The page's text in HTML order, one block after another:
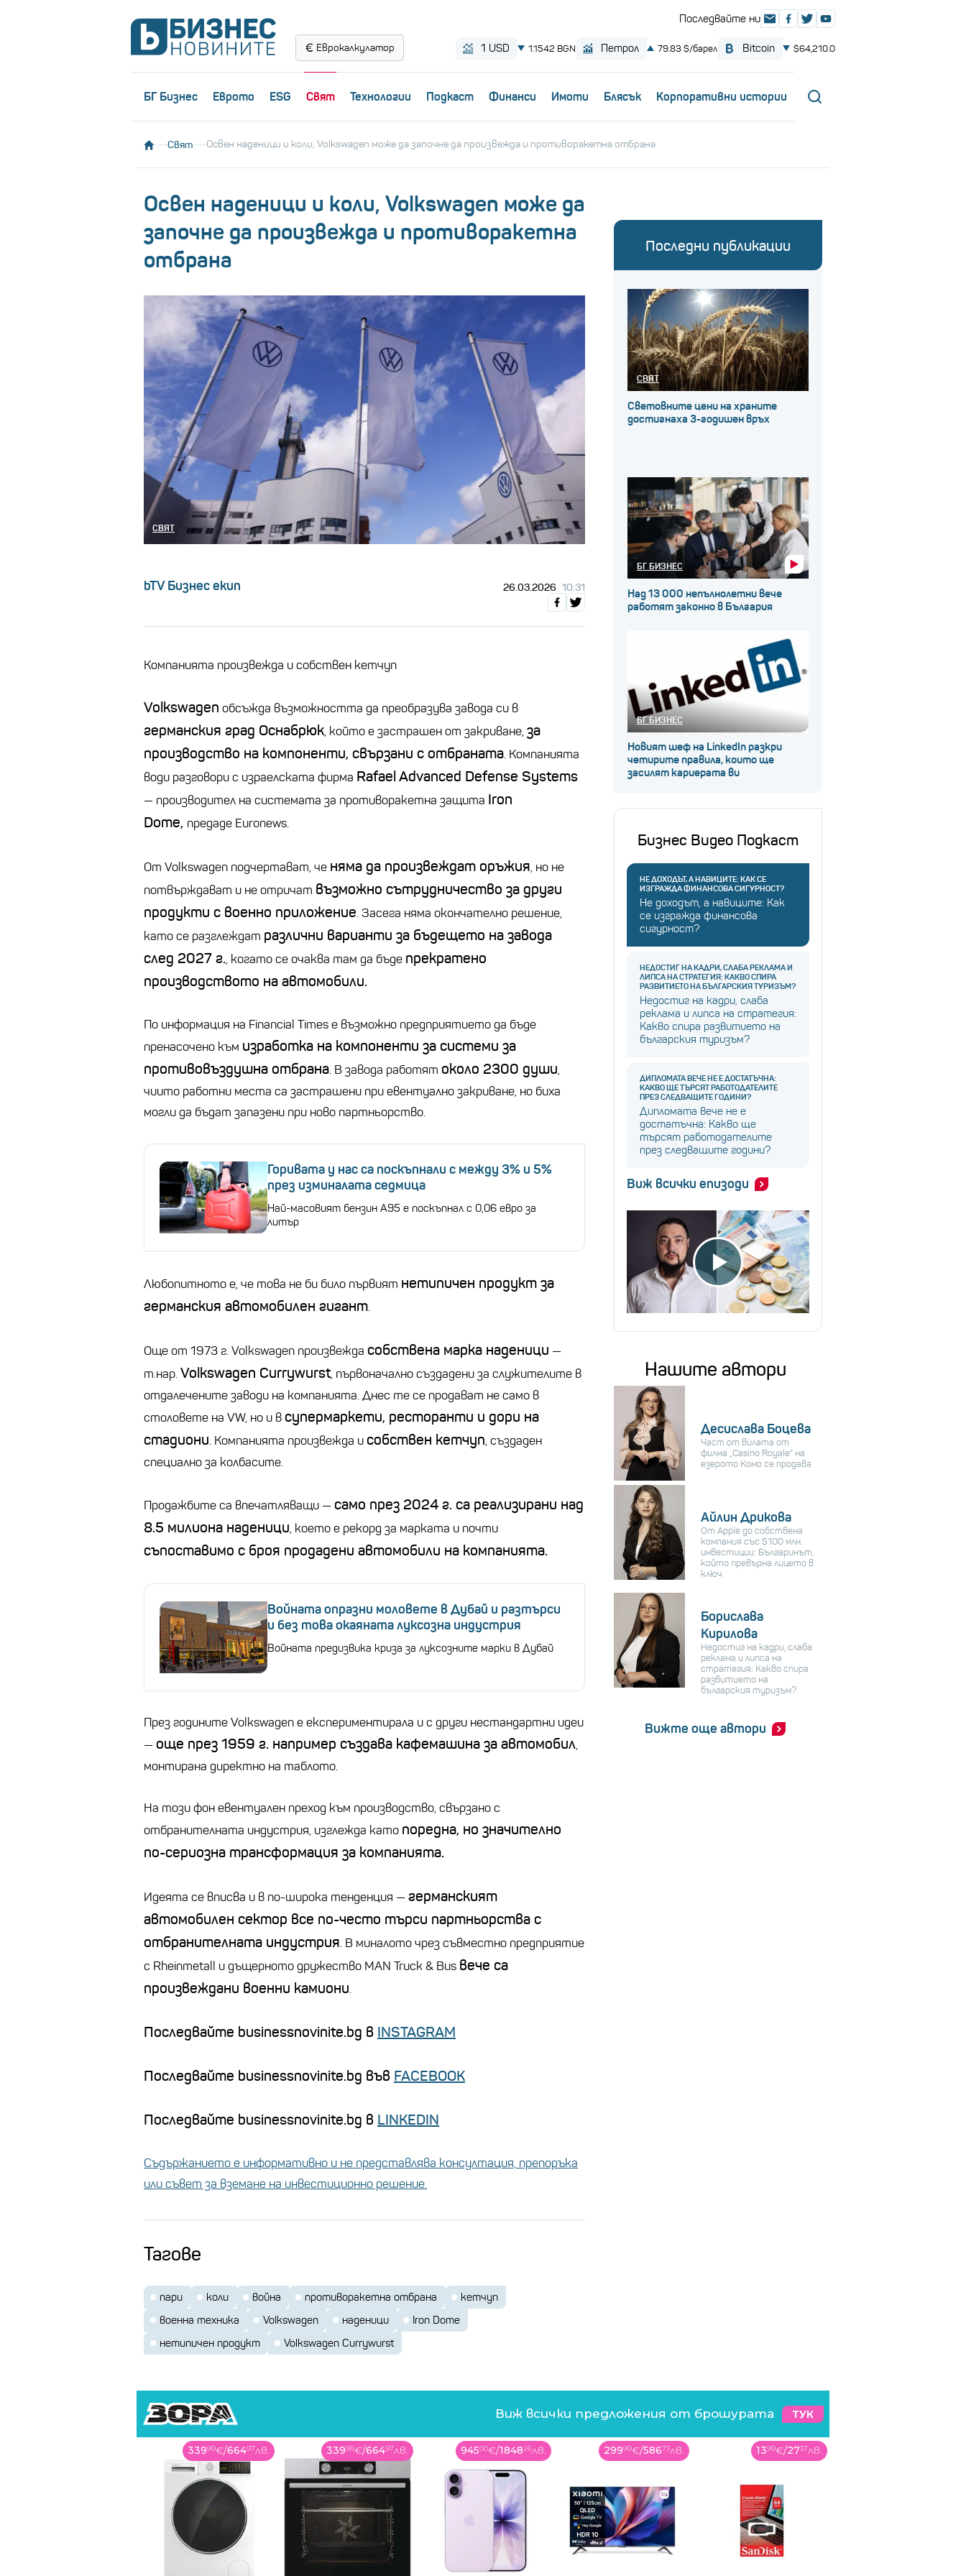
Еврокалкулатор
БГ Бизнес Еврото ESG Свят Технологии Пoдкаст Финанси Имоти Блясък Корпоративни истории
Свят Освен наденици и коли, Volkswagen може да започне да произвежда и противоракетна отбрана
Освен наденици и коли, Volkswagen може да
започне да произвежда и противоракетна
отбрана
СВЯТ
bTV Бизнес екип 26.03.2026 10:31
Компанията произвежда и собствен кетчуп
Volkswagen обсъжда възможността да преобразува завода си в
германския град Оснабрюк, който е застрашен от закриване, за
производство на компоненти, свързани с отбраната. Компанията
води разговори с израелската фирма Rafael Advanced Defense Systems
— производител на системата за противоракетна защита Iron
Dome, предаде Euronews.
От Volkswagen подчертават, че няма да произвеждат оръжия, но не
потвърждават и не отричат възможно сътрудничество за други
продукти с военно приложение. Засега няма окончателно решение,
като се разглеждат различни варианти за бъдещето на завода
след 2027 г., когато се очаква там да бъде прекратено
производството на автомобили.
По информация на Financial Timesе възможно предприятието да бъде
пренасочено към изработка на компоненти за системи за
противовъздушна отбрана. В завода работят около 2300 души,
чиито работни места са застрашени при евентуално закриване, но биха
могли да бъдат запазени при ново партньорство.
Горивата у нас са поскъпнали с между 3% и 5%
през изминалата седмица
Най-масовият бензин А95 е поскъпнал с 0,06 евро за
литър
Любопитното е, че това не би било първият нетипичен продукт за
германския автомобилен гигант.
Още от 1973 г. Volkswagen произвежда собствена марка наденици —
т.нар.Volkswagen Currywurst, първоначално създадени за служителите в
отдалечените заводи на компанията. Днес те се продават не само в
столовете на VW, но и всупермаркети, ресторанти и дори на
стадиони. Компанията произвежда исобствен кетчуп, създаден
специално за колбасите.
Продажбите са впечатляващи — само през 2024 г. са реализирани над
8.5 милиона наденици, което е рекорд за марката и почти
съпоставимо с броя продадени автомобили на компанията.
Войната опразни моловете в Дубай и разтърси
и без това окаяната луксозна индустрия
Войната предизвика криза за луксозните марки в Дубай
През годините Volkswagen е експериментирала и с други нестандартни идеи
— още през 1959 г. например създава кафемашина за автомобил,
монтирана директно на таблото.
На този фон евентуален преход към производство, свързано с
отбранителната индустрия, изглежда като поредна, но значително
по-сериозна трансформация за компанията.
Идеята се вписва и в по-широка тенденция — германският
автомобилен сектор все по-често търси партньорства с
отбранителната индустрия. В миналото чрез съвместно предприятие
с Rheinmetall и дъщерното дружество MAN Truck & Bus вече са
произвеждани военни камиони.
Последвайте businessnovinite.bg в INSTAGRAM
Последвайте businessnovinite.bg във FACEBOOK
Последвайте businessnovinite.bg в LINKEDIN
Съдържанието е информативно и не представлява консултация, препоръка
или съвет за вземане на инвестиционно решение.
Тагове
пари коли война противоракетна отбрана
кетчуп
военна техника
Volkswagen наденици
Iron Dome
нетипичен продукт
Volkswagen Currywurst
Последни публикации
СВЯТ
Световните цени на храните
достигнаха 3-годишен връх
БГ БИЗНЕС
Над 13 000 непълнолетни вече
работят законно в България
БГ БИЗНЕС
Новият шеф на LinkedIn разкри
четирите правила, които ще
засилят кариерата ви
Бизнес Видео Подкаст
НЕ ДОХОДЪТ, А НАВИЦИТЕ: КАК СЕ
ИЗГРАЖДА ФИНАНСОВА СИГУРНОСТ?
Не доходът, а навиците: Как
се изгражда финансова
сигурност?
НЕДОСТИГ НА КАДРИ, СЛАБА РЕКЛАМА И
ЛИПСА НА СТРАТЕГИЯ: КАКВО СПИРА
РАЗВИТИЕТО НА БЪЛГАРСКИЯ ТУРИЗЪМ?
Недостиг на кадри, слаба
реклама и липса на стратегия:
Какво спира развитието на
българския туризъм?
ДИПЛОМАТА ВЕЧЕ НЕ Е ДОСТАТЪЧНА:
КАКВО ЩЕ ТЪРСЯТ РАБОТОДАТЕЛИТЕ
ПРЕЗ СЛЕДВАЩИТЕ ГОДИНИ?
Дипломата вече не е
достатъчна: Какво ще
търсят работодателите
през следващите години?
Виж всички епизоди
Нашите автори
Десислава Боцева
Част от вилата от
филма „Casino Royale“ на
езерото Комо се продава
Айлин Дрикова
От Apple до собствена
компания със $100 млн.
инвестиции: Българинът,
който превърна лицето в
ключ
Борислава
Кирилова
Недостиг на кадри, слаба
реклама и липса на
стратегия: Какво спира
развитието на
българския туризъм?
Вижте още автори
Виж всички предложения от брошурата ТУК
33999€/66497лв. 94500€/184826лв. 29999€/58673лв. 1399€/2737лв. 5499€/10756лв.